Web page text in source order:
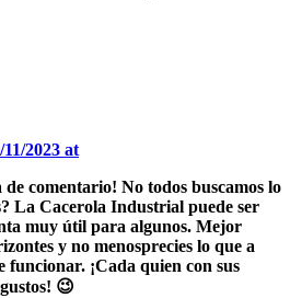
11/2023 at
de comentario! No todos buscamos lo
La Cacerola Industrial puede ser
muy útil para algunos. Mejor
y no menosprecies lo que a
funcionar. ¡Cada quien con sus
😉